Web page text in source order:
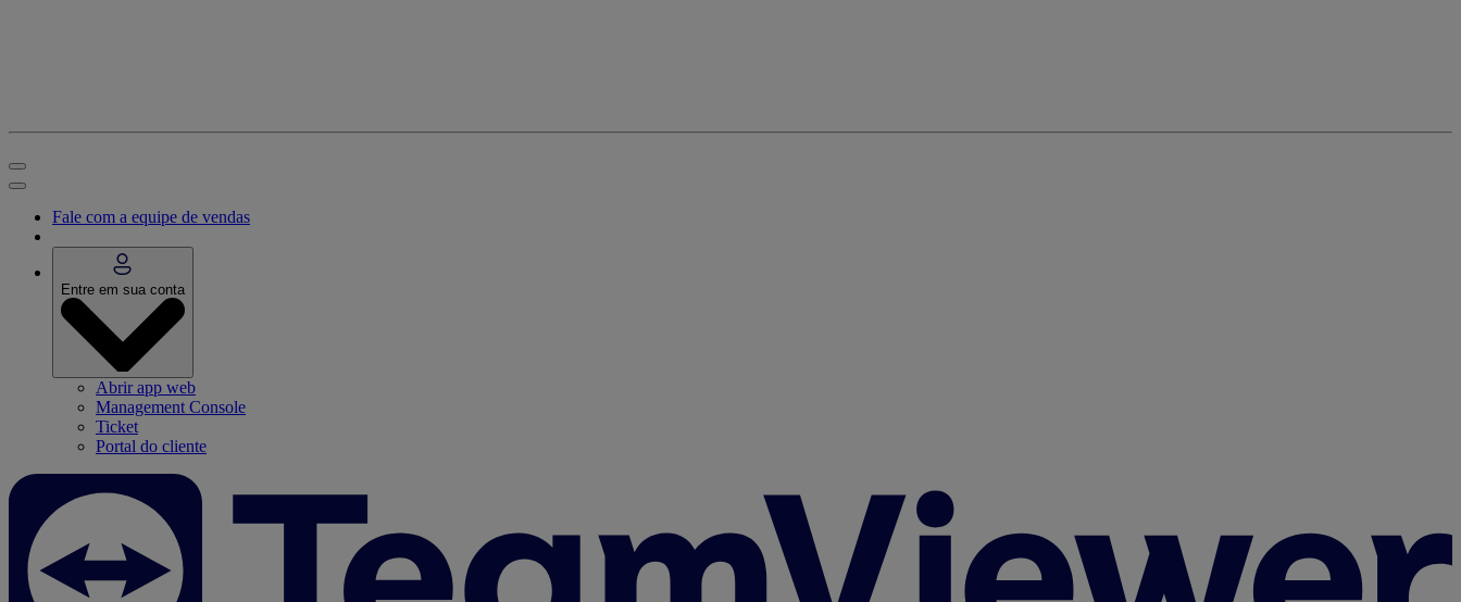
Fale com a equipe de vendas
Entre em sua conta
Abrir app web
Management Console
Ticket
Portal do cliente